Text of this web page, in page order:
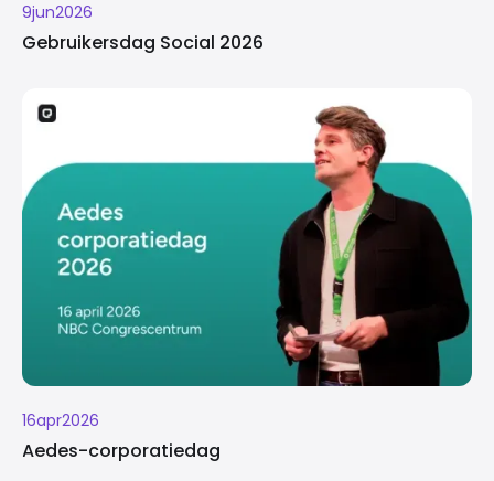
9jun2026
Gebruikersdag Social 2026
16apr2026
Aedes-corporatiedag